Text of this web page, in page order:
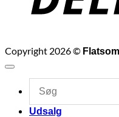
Copyright 2026 ©
Udsalg